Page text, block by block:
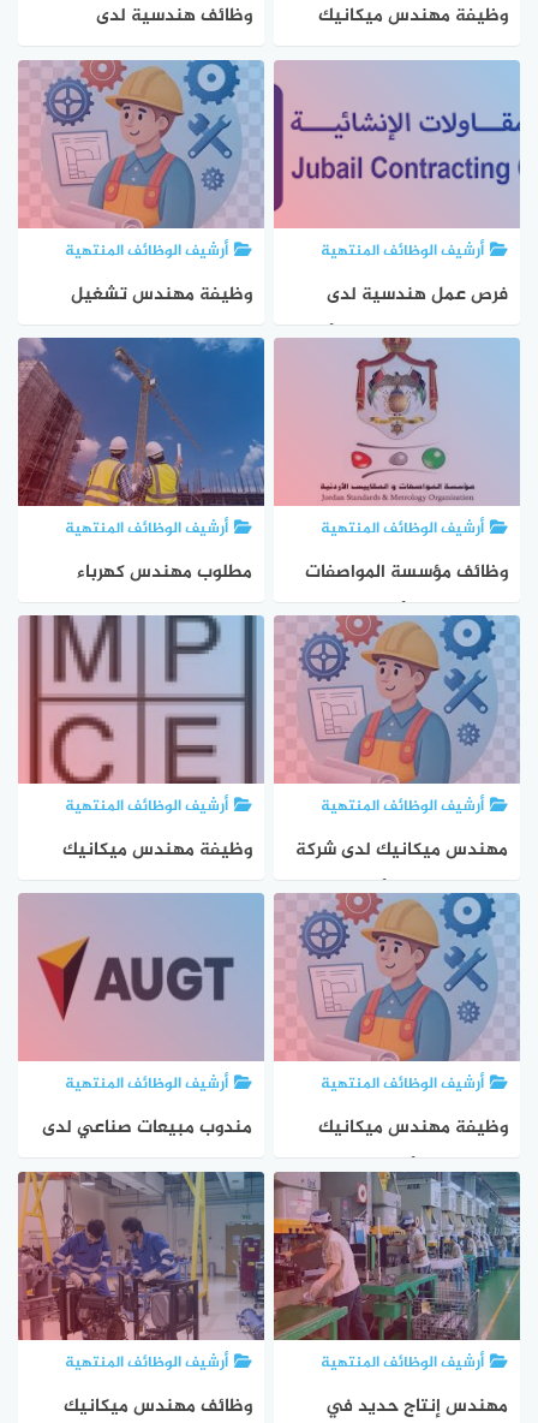
وظيفة مهندس ميكانيك
لدى كلايمتك برام الله
وظائف هندسية لدى
مؤسسة اليعقوب في إربد
وعجلون
أرشيف الوظائف المنتهية
فرص عمل هندسية لدى
الجبيل للمقاولات في الأردن
أرشيف الوظائف المنتهية
وظيفة مهندس تشغيل
واختبار ميكانيكي في عمّان
أرشيف الوظائف المنتهية
وظائف مؤسسة المواصفات
والمقاييس بالأردن
أرشيف الوظائف المنتهية
مطلوب مهندس كهرباء
وميكانيك لمشروع في عمّان
أرشيف الوظائف المنتهية
مهندس ميكانيك لدى شركة
حمد القيسي بالأردن
أرشيف الوظائف المنتهية
وظيفة مهندس ميكانيك
في Madi and Partners
أرشيف الوظائف المنتهية
وظيفة مهندس ميكانيك
في عمّان والأغوار
أرشيف الوظائف المنتهية
مندوب مبيعات صناعي لدى
Al-Usool – البصرة
أرشيف الوظائف المنتهية
مهندس إنتاج حديد في
أرشيف الوظائف المنتهية
وظائف مهندس ميكانيك